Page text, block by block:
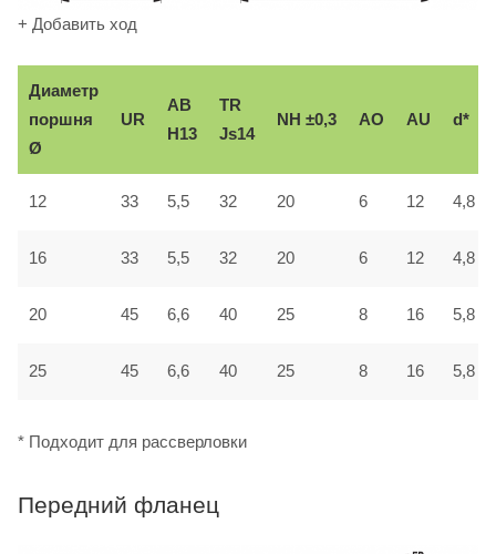
+ Добавить ход
Диаметр
поршня
Ø
UR
AB
H13
TR
Js14
NH ±0,3 AO AU d*
12 33 5,5 32 20 6 12 4,8
16 33 5,5 32 20 6 12 4,8
20 45 6,6 40 25 8 16 5,8
25 45 6,6 40 25 8 16 5,8
* Подходит для рассверловки
Передний фланец